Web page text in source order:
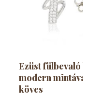
Ezüst fülbevaló
modern
köves